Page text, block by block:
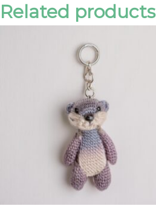
Related products